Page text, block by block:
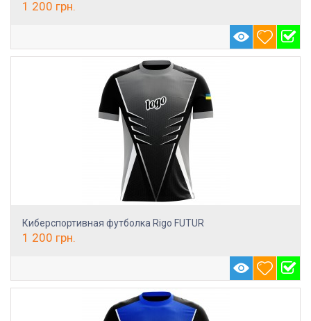
1 200 грн.
Киберспортивная футболка Rigo FUTUR
1 200 грн.